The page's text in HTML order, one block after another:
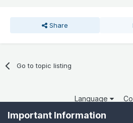
Share
Go to topic listing
Language
Copyright 2025 por QCOM. Todos
Powered by Invision
Important Information